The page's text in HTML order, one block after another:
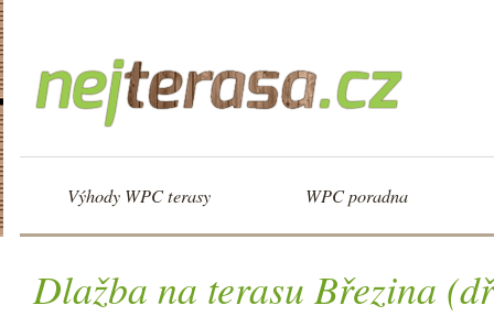
Výhody WPC terasy WPC poradna
Dlažba na terasu Březina